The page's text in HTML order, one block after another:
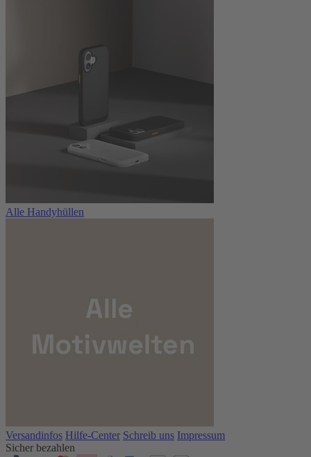
Alle Handyhüllen
Versandinfos Hilfe-Center Schreib uns Impressum
Sicher bezahlen